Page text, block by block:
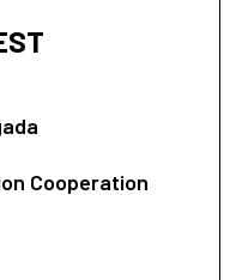
Cooperation